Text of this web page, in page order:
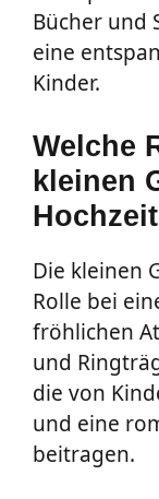
Bücher und
eine
Kinder.
Welche
kleinen
Die kleinen
Rolle bei
fröhlichen
und
die von
und eine
beitragen.